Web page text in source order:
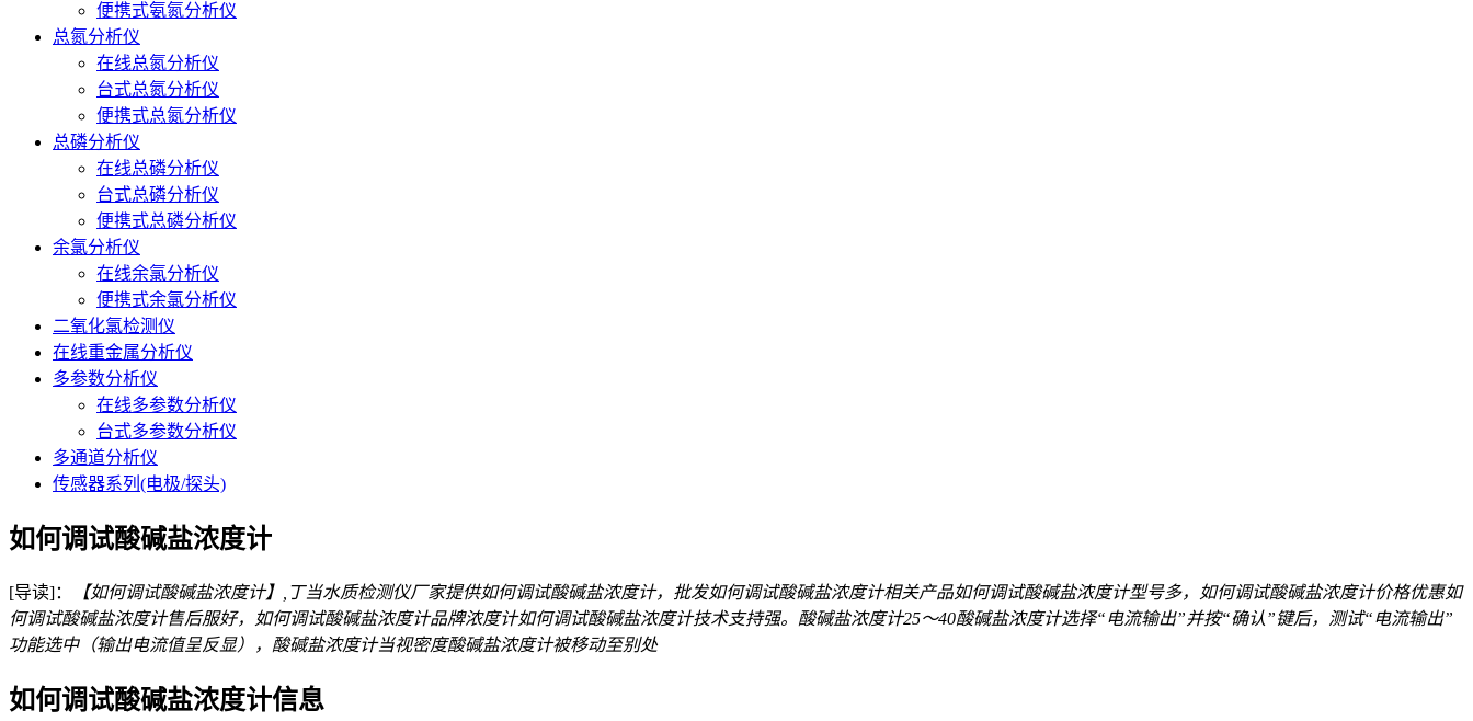
便携式氨氮分析仪
总氮分析仪
在线总氮分析仪
台式总氮分析仪
便携式总氮分析仪
总磷分析仪
在线总磷分析仪
台式总磷分析仪
便携式总磷分析仪
余氯分析仪
在线余氯分析仪
便携式余氯分析仪
二氧化氯检测仪
在线重金属分析仪
多参数分析仪
在线多参数分析仪
台式多参数分析仪
多通道分析仪
传感器系列(电极/探头)
如何调试酸碱盐浓度计
[导读]：
【如何调试酸碱盐浓度计】,丁当水质检测仪厂家提供如何调试酸碱盐浓度计，批发如何调试酸碱盐浓度计相关产品如何调试酸碱盐浓度计型号多，如何调试酸碱盐浓度计价格优惠如
何调试酸碱盐浓度计售后服好，如何调试酸碱盐浓度计品牌浓度计如何调试酸碱盐浓度计技术支持强。酸碱盐浓度计25～40酸碱盐浓度计选择“电流输出”并按“确认”键后，测试“电流输出”
功能选中（输出电流值呈反显），酸碱盐浓度计当视密度酸碱盐浓度计被移动至别处
如何调试酸碱盐浓度计信息